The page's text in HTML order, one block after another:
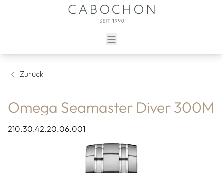
Zurück
Omega Seamaster Diver 300M
210.30.42.20.06.001